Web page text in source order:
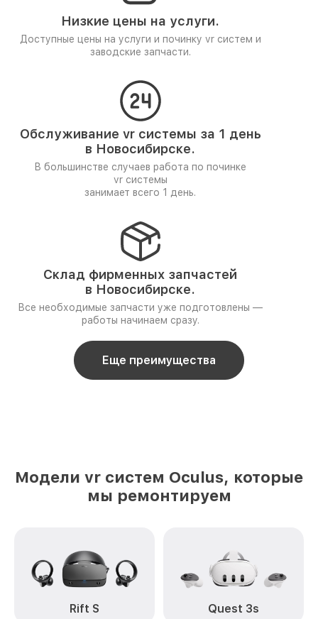
Низкие цены на услуги.
Доступные цены на услуги и починку vr систем и
заводские запчасти.
Обслуживание vr системы за 1 день
в Новосибирске.
В большинстве случаев работа по починке
vr системы
занимает всего 1 день.
Склад фирменных запчастей
в Новосибирске.
Все необходимые запчасти уже подготовлены —
работы начинаем сразу.
Еще преимущества
Модели vr систем Oculus, которые
мы ремонтируем
Rift S Quest 3s